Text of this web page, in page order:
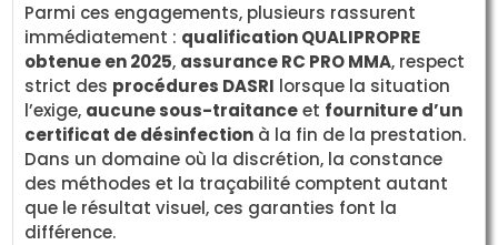
Parmi ces engagements, plusieurs rassurent
immédiatement : qualification QUALIPROPRE
obtenue en 2025, assurance RC PRO MMA, respect
strict des procédures DASRI lorsque la situation
l’exige, aucune sous-traitanceet fourniture d’un
certificat de désinfection à la fin de la prestation.
Dans un domaine où la discrétion, la constance
des méthodes et la traçabilité comptent autant
que le résultat visuel, ces garanties font la
différence.